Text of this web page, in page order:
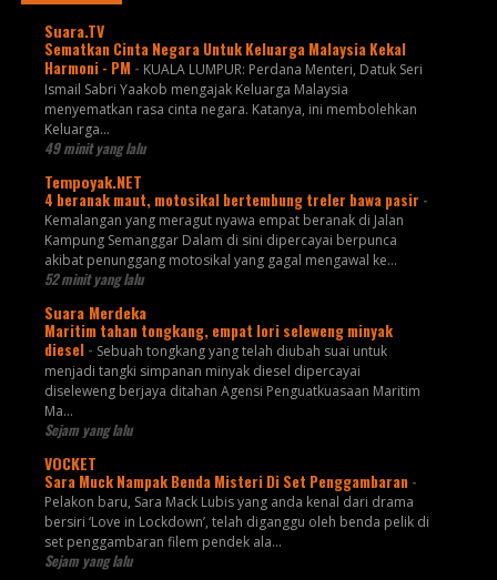
Suara.TV
Sematkan Cinta Negara Untuk Keluarga Malaysia Kekal
Harmoni - PM - KUALA LUMPUR: Perdana Menteri, Datuk Seri
Ismail Sabri Yaakob mengajak Keluarga Malaysia
menyematkan rasa cinta negara. Katanya, ini membolehkan
Keluarga...
49 minit yang lalu
Tempoyak.NET
4 beranak maut, motosikal bertembung treler bawa pasir -
Kemalangan yang meragut nyawa empat beranak di Jalan
Kampung Semanggar Dalam di sini dipercayai berpunca
akibat penunggang motosikal yang gagal mengawal ke...
52 minit yang lalu
Suara Merdeka
Maritim tahan tongkang, empat lori seleweng minyak
diesel - Sebuah tongkang yang telah diubah suai untuk
menjadi tangki simpanan minyak diesel dipercayai
diseleweng berjaya ditahan Agensi Penguatkuasaan Maritim
Ma...
Sejam yang lalu
VOCKET
Sara Muck Nampak Benda Misteri Di Set Penggambaran -
Pelakon baru, Sara Mack Lubis yang anda kenal dari drama
bersiri ‘Love in Lockdown’, telah diganggu oleh benda pelik di
set penggambaran filem pendek ala...
Sejam yang lalu